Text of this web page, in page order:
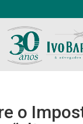
o